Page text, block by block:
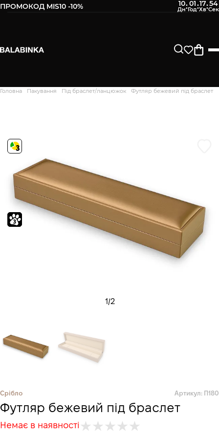
ПРОМОКОД MIS10 -10% 10:01:17:54
Головна Пакування Під браслет/ланцюжок Футляр бежевий під браслет
1 /2
Срібло Артикул: П180
Футляр бежевий під браслет
Немає в наявності
Дякуємо. Ваш відгук
відправлено СМС про наявність в нашому магазині